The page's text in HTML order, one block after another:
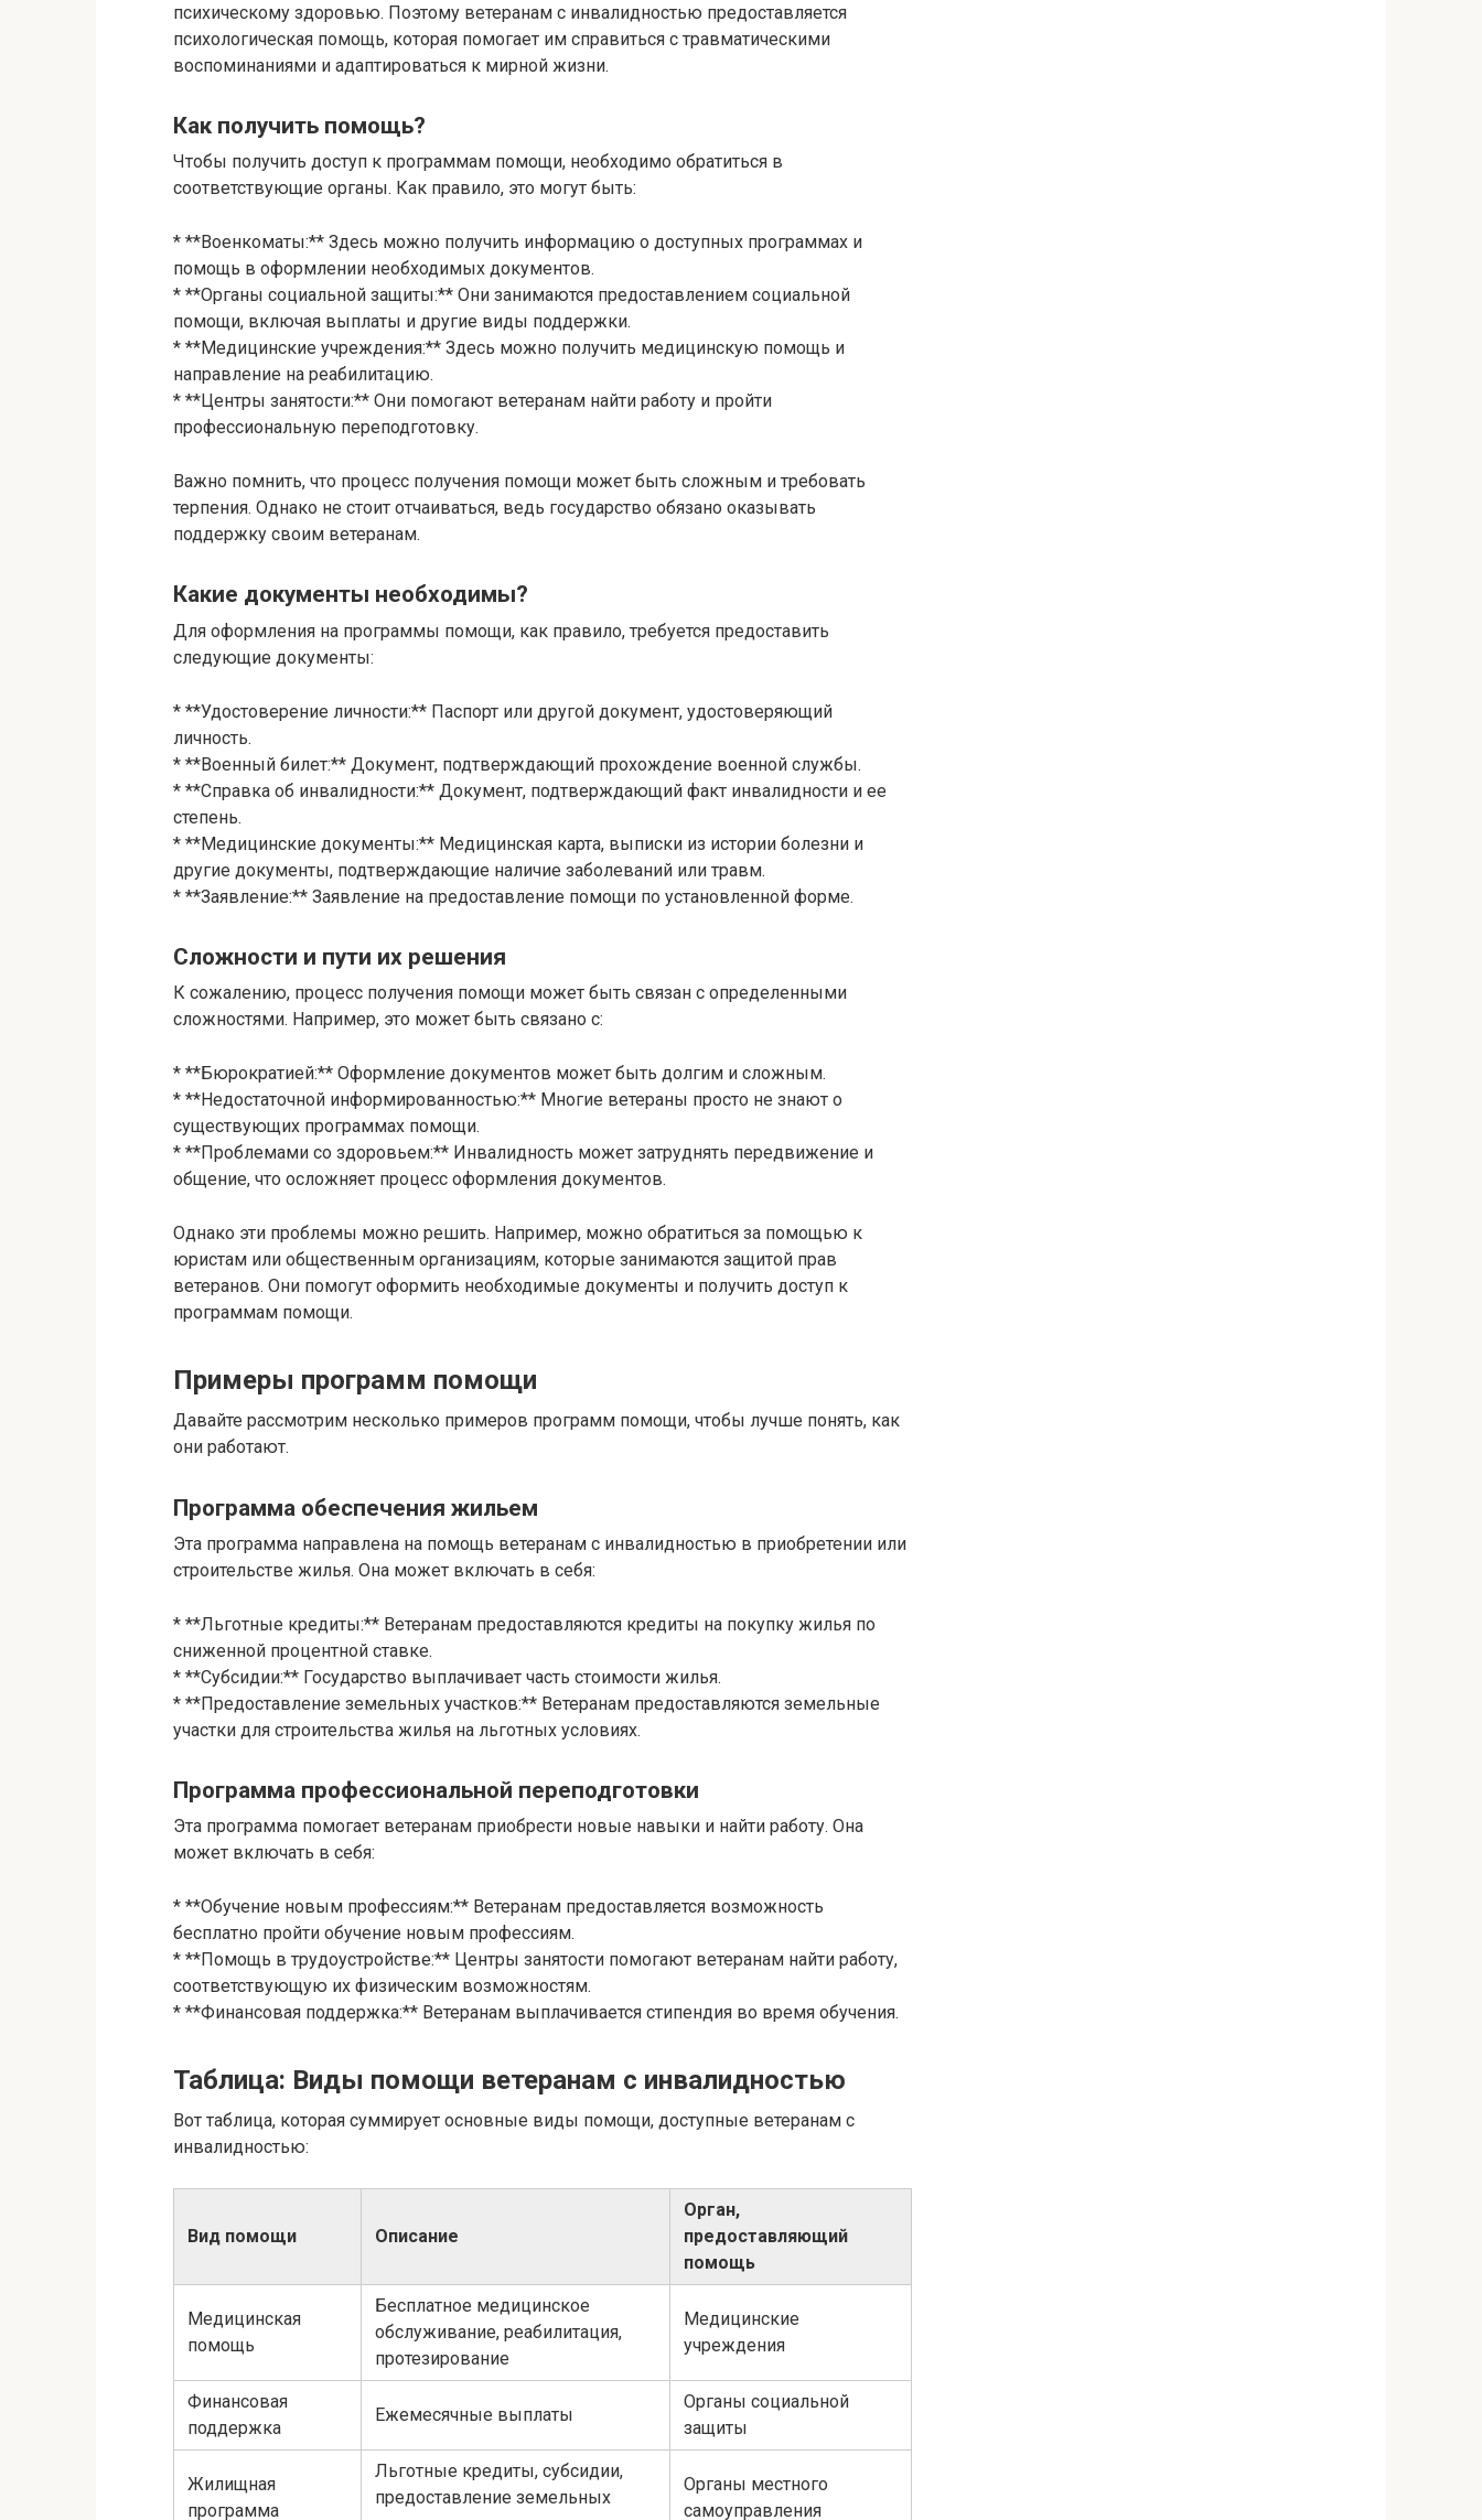
психическому здоровью. Поэтому ветеранам с инвалидностью предоставляется
психологическая помощь, которая помогает им справиться с травматическими
воспоминаниями и адаптироваться к мирной жизни.
Как получить помощь?
Чтобы получить доступ к программам помощи, необходимо обратиться в
соответствующие органы. Как правило, это могут быть:
* **Военкоматы:** Здесь можно получить информацию о доступных программах и
помощь в оформлении необходимых документов.
* **Органы социальной защиты:** Они занимаются предоставлением социальной
помощи, включая выплаты и другие виды поддержки.
* **Медицинские учреждения:** Здесь можно получить медицинскую помощь и
направление на реабилитацию.
* **Центры занятости:** Они помогают ветеранам найти работу и пройти
профессиональную переподготовку.
Важно помнить, что процесс получения помощи может быть сложным и требовать
терпения. Однако не стоит отчаиваться, ведь государство обязано оказывать
поддержку своим ветеранам.
Какие документы необходимы?
Для оформления на программы помощи, как правило, требуется предоставить
следующие документы:
* **Удостоверение личности:** Паспорт или другой документ, удостоверяющий
личность.
* **Военный билет:** Документ, подтверждающий прохождение военной службы.
* **Справка об инвалидности:** Документ, подтверждающий факт инвалидности и ее
степень.
* **Медицинские документы:** Медицинская карта, выписки из истории болезни и
другие документы, подтверждающие наличие заболеваний или травм.
* **Заявление:** Заявление на предоставление помощи по установленной форме.
Сложности и пути их решения
К сожалению, процесс получения помощи может быть связан с определенными
сложностями. Например, это может быть связано с:
* **Бюрократией:** Оформление документов может быть долгим и сложным.
* **Недостаточной информированностью:** Многие ветераны просто не знают о
существующих программах помощи.
* **Проблемами со здоровьем:** Инвалидность может затруднять передвижение и
общение, что осложняет процесс оформления документов.
Однако эти проблемы можно решить. Например, можно обратиться за помощью к
юристам или общественным организациям, которые занимаются защитой прав
ветеранов. Они помогут оформить необходимые документы и получить доступ к
программам помощи.
Примеры программ помощи
Давайте рассмотрим несколько примеров программ помощи, чтобы лучше понять, как
они работают.
Программа обеспечения жильем
Эта программа направлена на помощь ветеранам с инвалидностью в приобретении или
строительстве жилья. Она может включать в себя:
* **Льготные кредиты:** Ветеранам предоставляются кредиты на покупку жилья по
сниженной процентной ставке.
* **Субсидии:** Государство выплачивает часть стоимости жилья.
* **Предоставление земельных участков:** Ветеранам предоставляются земельные
участки для строительства жилья на льготных условиях.
Программа профессиональной переподготовки
Эта программа помогает ветеранам приобрести новые навыки и найти работу. Она
может включать в себя:
* **Обучение новым профессиям:** Ветеранам предоставляется возможность
бесплатно пройти обучение новым профессиям.
* **Помощь в трудоустройстве:** Центры занятости помогают ветеранам найти работу,
соответствующую их физическим возможностям.
* **Финансовая поддержка:** Ветеранам выплачивается стипендия во время обучения.
Таблица: Виды помощи ветеранам с инвалидностью
Вот таблица, которая суммирует основные виды помощи, доступные ветеранам с
инвалидностью:
Вид помощи Описание
Орган,
предоставляющий
помощь
Медицинская
помощь
Бесплатное медицинское
обслуживание, реабилитация,
протезирование
Медицинские
учреждения
Финансовая
поддержка
Ежемесячные выплаты
Органы социальной
защиты
Жилищная
программа
Льготные кредиты, субсидии,
предоставление земельных
Органы местного
самоуправления